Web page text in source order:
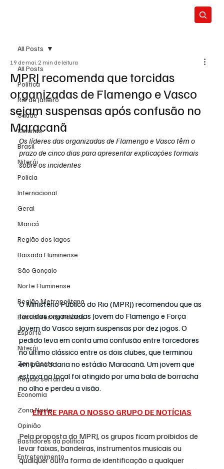
All Posts
Política
Rio de Janeiro
Saúde
Colunas
Brasil
Niterói
Polícia
Internacional
Geral
Maricá
Região dos lagos
Baixada Fluminense
São Gonçalo
Norte Fluminense
Região Metropolitana
Bastidores da Política
Esporte
Niterói
Zona Oeste
Região serrana
Economia
Zona Norte
Opinião
Bastidores da política
Entretenimento
All Posts
MPRJ recomenda que torcidas
organizadas de Flamengo e Vasco
sejam suspensas após confusão no
Maracanã
19 de mai. 2 min de leitura
Os líderes das organizadas de Flamengo e Vasco têm o
prazo de cinco dias para apresentar explicações formais
sobre os incidentes
O Ministério Público do Rio (MPRJ) recomendou que as
torcidas organizadas Jovem do Flamengo e Força
Jovem do Vasco sejam suspensas por dez jogos. O
pedido leva em conta uma confusão entre torcedores
no último clássico entre os dois clubes, que terminou
em pancadaria no estádio Maracanã. Um jovem que
estava no local foi atingido por uma bala de borracha
no olho e perdeu a visão.
ENTRE PARA O NOSSO GRUPO DE NOTÍCIAS
Pela proposta do MPRJ, os grupos ficam proibidos de
levar faixas, bandeiras, instrumentos musicais ou
qualquer outra forma de identificação a qualquer